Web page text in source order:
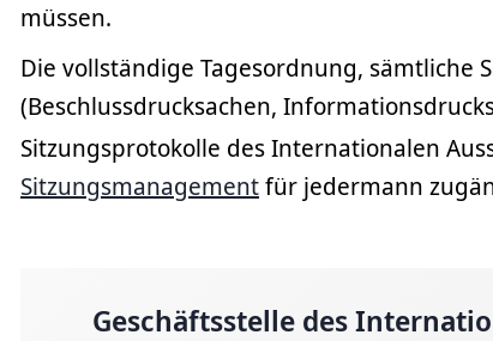
müssen.
Die vollständige Tagesordnung, sämtliche
(Beschlussdrucksachen,
Sitzungsprotokolle des Internationalen
Sitzungsmanagementfür jedermann
Geschäfts­stelle des